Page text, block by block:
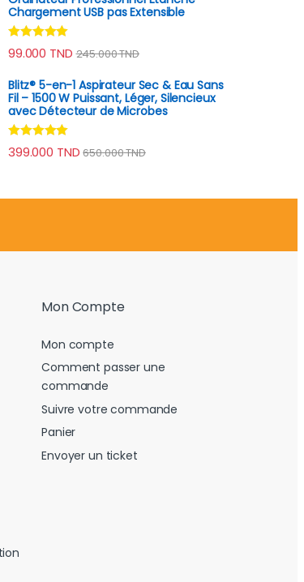
Chargement USB pas Extensible
Note4.80
sur 5
99.000 TND 245.000TND
Blitz® 5-en-1 Aspirateur Sec & Eau Sans
Fil – 1500 W Puissant, Léger, Silencieux
avec Détecteur de Microbes
Note4.78
sur 5
399.000 TND 650.000TND
Mon Compte
Mon compte
Comment passer une
commande
Suivre votre commande
Panier
Envoyer un ticket